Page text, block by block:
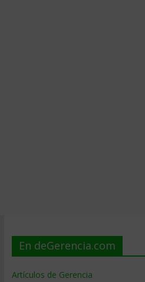
En deGerencia.com
Artículos de Gerencia